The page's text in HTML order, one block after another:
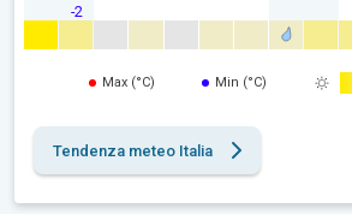
-2
Max (°C) Min (°C)
Tendenza meteo Italia